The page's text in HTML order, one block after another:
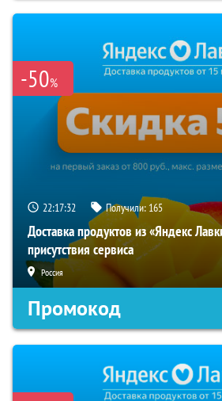
-50%
22:17:31 Получили: 165
Доставка продуктов из «Яндекс
присутствия сервиса
Россия
Промокод